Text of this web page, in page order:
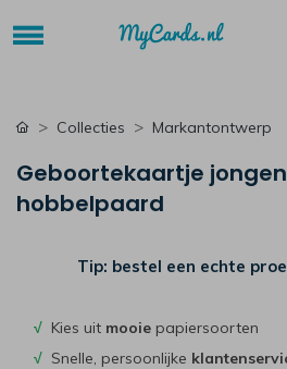
Collecties Markantontwerp
Geboortekaartje
hobbelpaard
Tip: bestel een echte
√ Kies uit mooie papiersoorten
√ Snelle, persoonlijke